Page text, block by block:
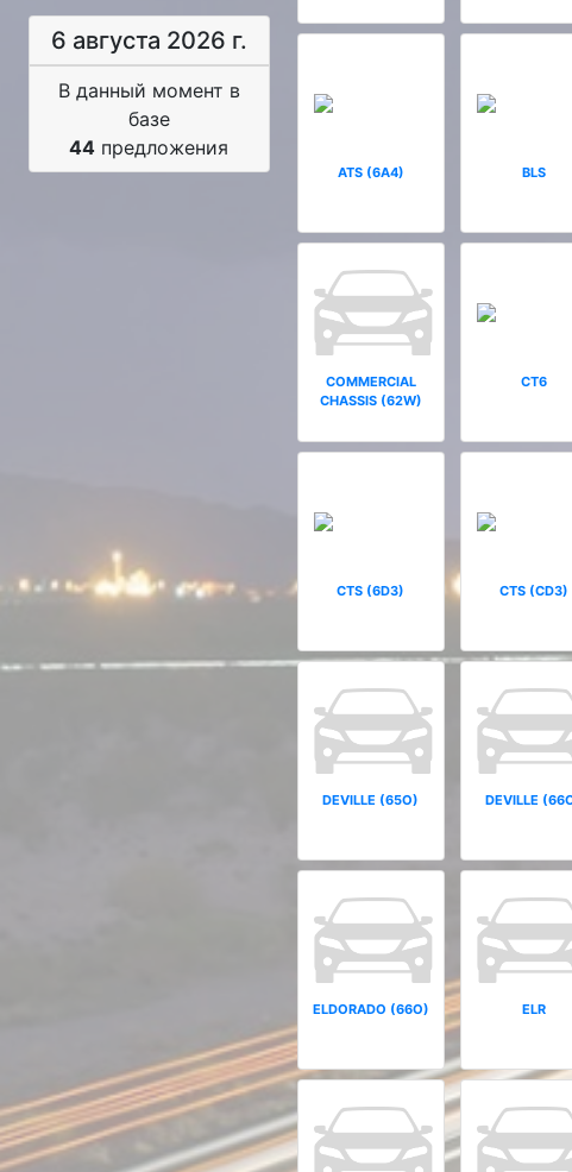
6 августа 2026 г.
В данный момент в
базе
44 предложения
ATS (6A4) BLS
COMMERCIAL
CHASSIS (62W)
CT6
CTS (6D3) CTS (CD3)
DEVILLE (65O) DEVILLE
ELDORADO (66O) ELR